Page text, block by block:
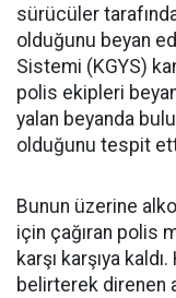
sürücüler
olduğunu beyan
Sistemi (KGYS)
polis ekipleri
yalan beyanda
olduğunu tespit
Bunun üzerine
için çağıran polis
karşı karşıya
belirterek direnen